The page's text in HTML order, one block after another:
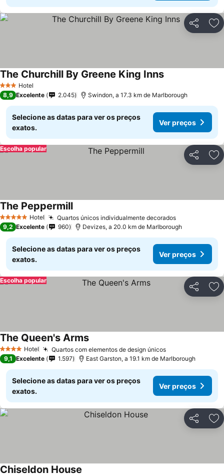
Partilhar
3 EstrelasHotel
The Churchill By Greene King InnsVer preços
8,9 Excelente 2.045 Swindon, a 17.3 km de Marlborough
Selecione as datas para ver os preços
exatos.
Ver preços
Partilhar
Escolha popular
5 Estrelas Hotel Quartos únicos individualmente decoradosVer preços
The PeppermillVer preços
9,2 Excelente 960 Devizes, a 20.0 km de Marlborough
Selecione as datas para ver os preços
exatos.
Ver preços
Partilhar
Escolha popular
4 EstrelasHotel Quartos com elementos de design únicosVer preços
The Queen's ArmsVer preços
9,1 Excelente 1.597 East Garston, a 19.1 km de Marlborough
Selecione as datas para ver os preços
exatos.
Ver preços
Partilhar
Chiseldon House